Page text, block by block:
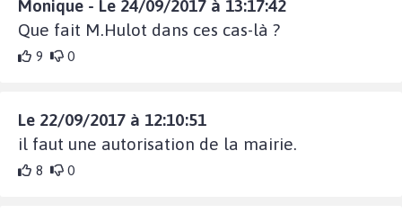
Monique - Le 24/09/2017 à 13:17:42
Que fait M.Hulot dans ces cas-là ?
9 0
Le 22/09/2017 à 12:10:51
il faut une autorisation de la mairie.
8 0